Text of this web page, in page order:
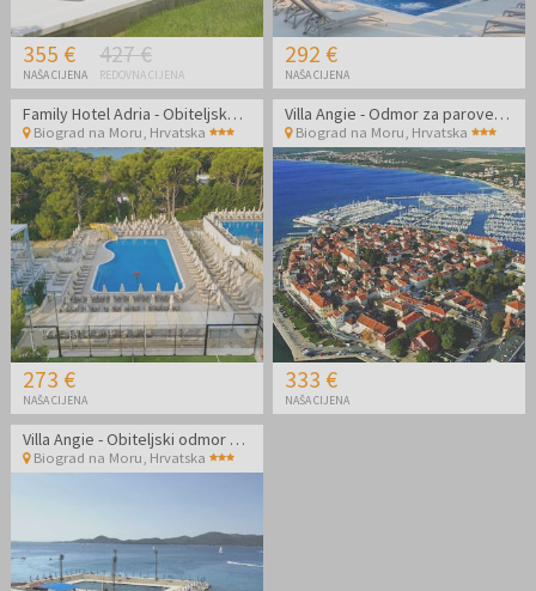
355 €
NAŠA CIJENA
427 €
REDOVNA CIJENA
292 €
NAŠA CIJENA
Family Hotel Adria - Obiteljska all inclusive jesen u Dalmaciji
Biograd na Moru, Hrvatska
273 €
NAŠA CIJENA
Villa Angie - Odmor za parove u Biogradu na Moru
Biograd na Moru, Hrvatska
333 €
NAŠA CIJENA
Villa Angie - Obiteljski odmor u Biogradu na Moru
Biograd na Moru Hrvatska